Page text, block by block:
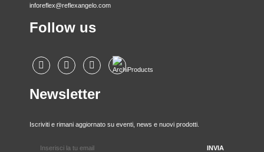
inforeflex@reflexangelo.com
Follow us
Newsletter
Iscriviti e rimani aggiornato su eventi, news e nuovi prodotti.